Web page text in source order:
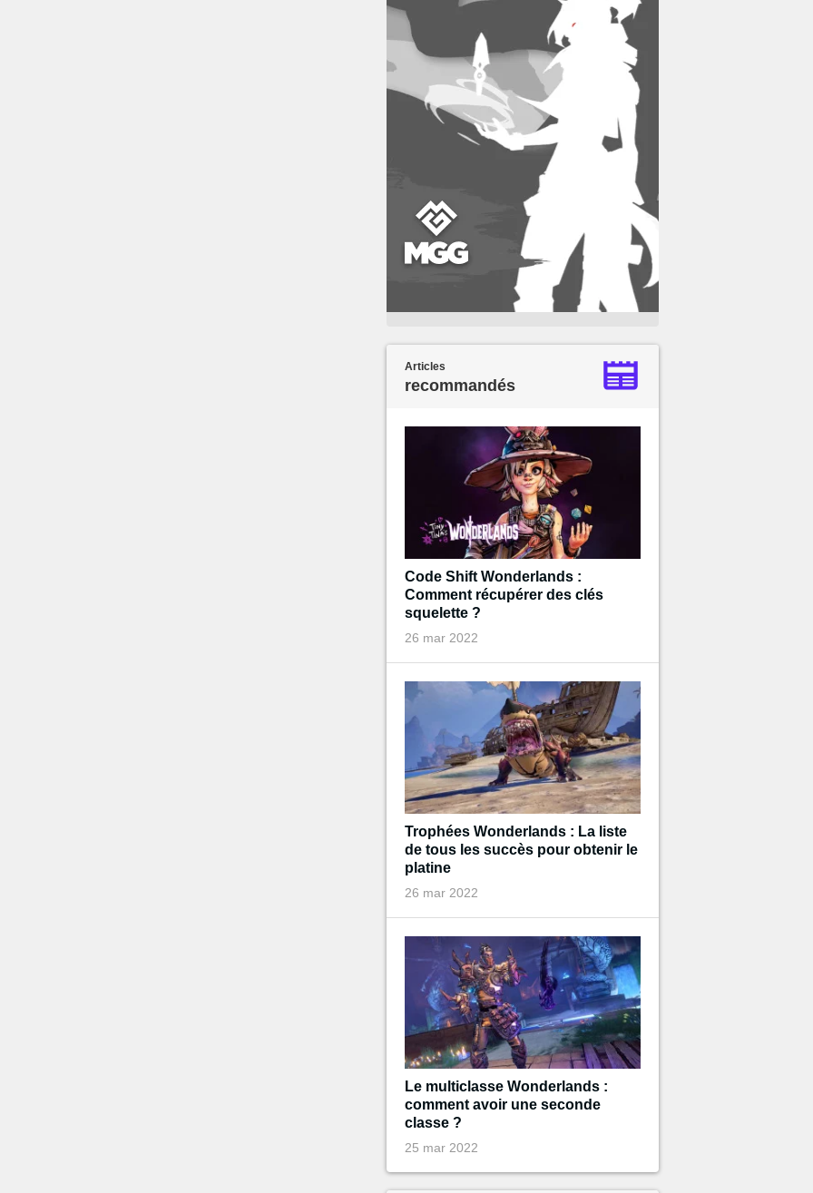
Articles
recommandés
Code Shift Wonderlands :
Comment récupérer des clés
squelette ?
26 mar 2022
Trophées Wonderlands : La liste
de tous les succès pour obtenir le
platine
26 mar 2022
Le multiclasse Wonderlands :
comment avoir une seconde
classe ?
25 mar 2022